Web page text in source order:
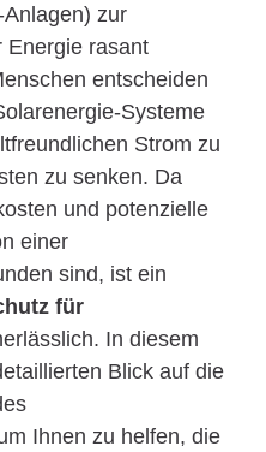
zur
Energie rasant
entscheiden
Systeme
Strom zu
zu senken. Da
und potenzielle
einer
sind, ist ein
für
In diesem
Blick auf die
Ihnen zu helfen, die